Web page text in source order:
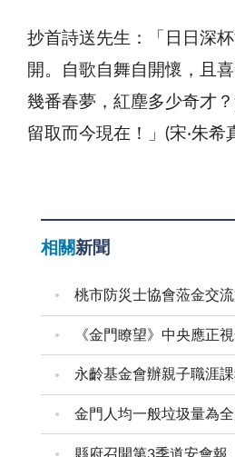
抄首詩送先生：「日日深
開。自歌自舞自開懷，且
幾番春夢，紅塵多少奇才？
留取而今現在！」(宋‧朱希
相關新聞
桃市防災士協會蒞金交